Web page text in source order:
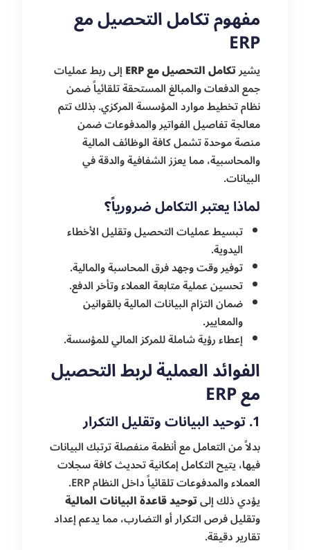
مفهوم تكامل التحصيل مع
ERP
يشيرتكامل التحصيل مع ERP
إلى ربط عمليات
جمع الدفعات والمبالغ المستحقة تلقائياً ضمن
نظام تخطيط موارد المؤسسة المركزي. بذلك تتم
معالجة تفاصيل الفواتير والمدفوعات ضمن
منصة موحدة تشمل كافة الوظائف المالية
والمحاسبية، مما يعزز الشفافية والدقة في
البيانات.
لماذا يعتبر التكامل ضرورياً؟
تبسيط عمليات التحصيل وتقليل الأخطاء
اليدوية.
توفير وقت وجهد فرق المحاسبة والمالية.
تحسين عملية متابعة العملاء وتأخر الدفع.
ضمان التزام البيانات المالية بالقوانين
والمعايير.
إعطاء رؤية شاملة للمركز المالي للمؤسسة.
الفوائد العملية لربط التحصيل
مع ERP
1. توحيد البيانات وتقليل التكرار
بدلاً من التعامل مع أنظمة منفصلة ترتبك البيانات
فيها، يتيح التكامل إمكانية تحديث كافة سجلات
العملاء والمدفوعات تلقائياً داخل النظام ERP.
يؤدي ذلك إلىتوحيد قاعدة البيانات المالية
وتقليل فرص التكرار أو التضارب، مما يدعم إعداد
تقارير دقيقة.